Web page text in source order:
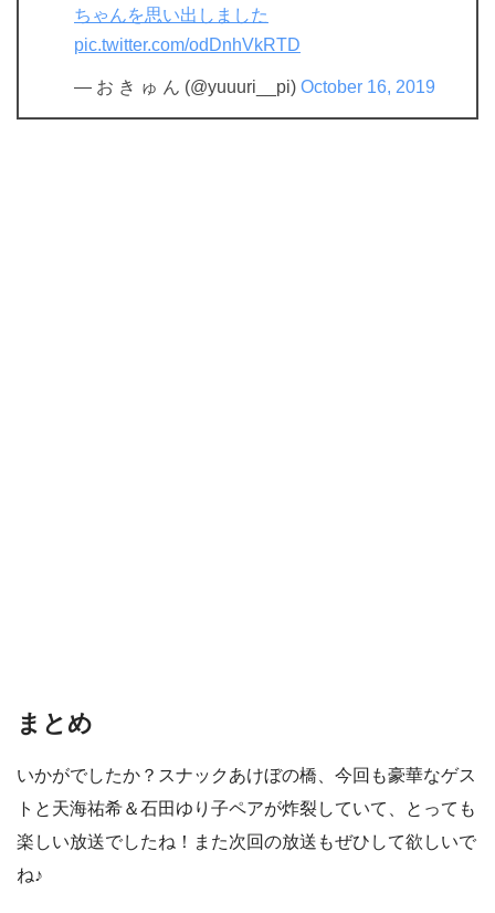
ちゃんを思い出しました
pic.twitter.com/odDnhVkRTD
— お き ゅ ん (@yuuuri__pi) October 16, 2019
まとめ
いかがでしたか？スナックあけぼの橋、今回も豪華なゲス
トと天海祐希＆石田ゆり子ペアが炸裂していて、とっても
楽しい放送でしたね！また次回の放送もぜひして欲しいで
ね♪